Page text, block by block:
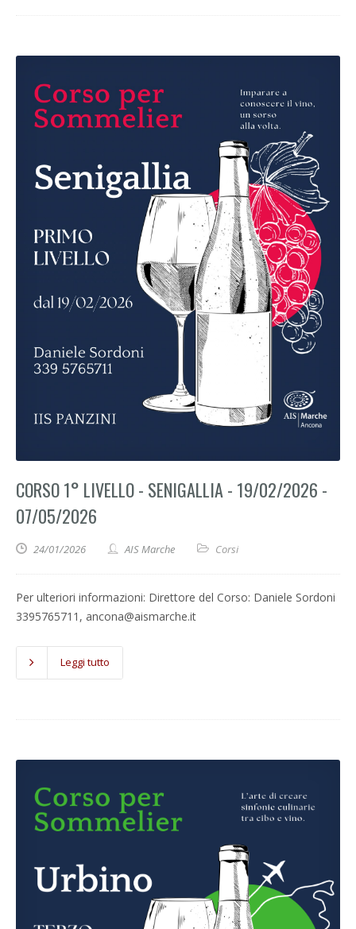
CORSO 1° LIVELLO - SENIGALLIA - 19/02/2026 -
07/05/2026
24/01/2026 AIS Marche Corsi
Per ulteriori informazioni: Direttore del Corso: Daniele Sordoni
3395765711, ancona@aismarche.it
Leggi tutto